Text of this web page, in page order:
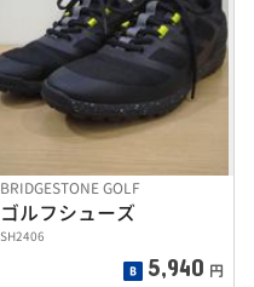
BRIDGESTONE GOLF
ゴルフシューズ
SH2406
5,940 円